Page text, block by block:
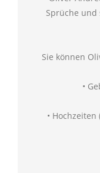
Sprüche
Sie können
•
•